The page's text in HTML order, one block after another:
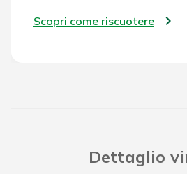
Scopri come riscuotere
Dettaglio